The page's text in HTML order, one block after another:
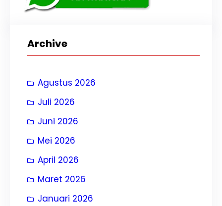
Archive
Agustus 2026
Juli 2026
Juni 2026
Mei 2026
April 2026
Maret 2026
Januari 2026